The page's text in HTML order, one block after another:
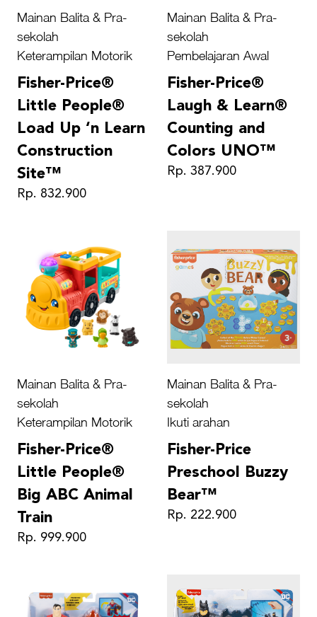
Mainan Balita & Pra-
sekolah
Keterampilan Motorik
Fisher-Price®
Little People®
Load Up ‘n Learn
Construction
Site™
Rp. 832.900
Mainan Balita & Pra-
sekolah
Pembelajaran Awal
Fisher-Price®
Laugh & Learn®
Counting and
Colors UNO™
Rp. 387.900
Mainan Balita & Pra-
sekolah
Keterampilan Motorik
Fisher-Price®
Little People®
Big ABC Animal
Train
Rp. 999.900
Mainan Balita & Pra-
sekolah
Ikuti arahan
Fisher-Price
Preschool Buzzy
Bear™
Rp. 222.900